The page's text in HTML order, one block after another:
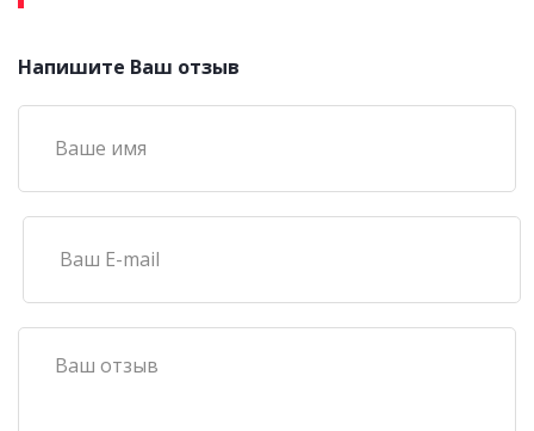
Напишите Ваш отзыв